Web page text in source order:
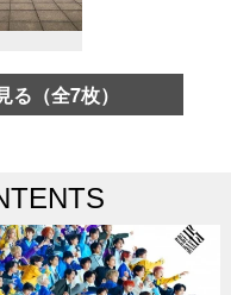
る（全7枚）